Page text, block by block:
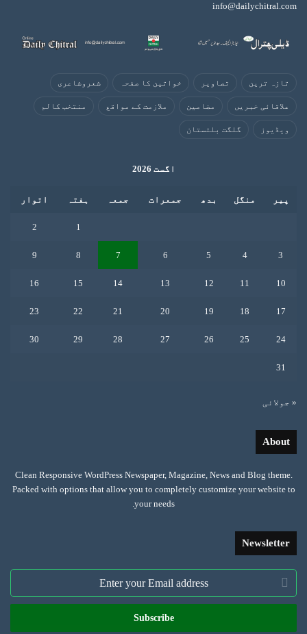
info@dailychitral.com
تازہ ترین تصاویر خواتین کا صفحہ شعروشاعری
علاقائی خبریں مضامین ملازمت کے مواقع منتخب کالم
ویڈیوز گلگت بلتستان
اگست 2026
پیر منگل بدھ جمعرات جمعہ ہفتہ اتوار
1
2
3
4
5
6
7
8
9
10
11
12
13
14
15
16
17
18
19
20
21
22
23
24
25
26
27
28
29
30
31
« جولائی
About
Clean Responsive WordPress Newspaper, Magazine, News and Blog theme.
Packed with options that allow you to completely customize your website to
your needs.
Newsletter
your
Email